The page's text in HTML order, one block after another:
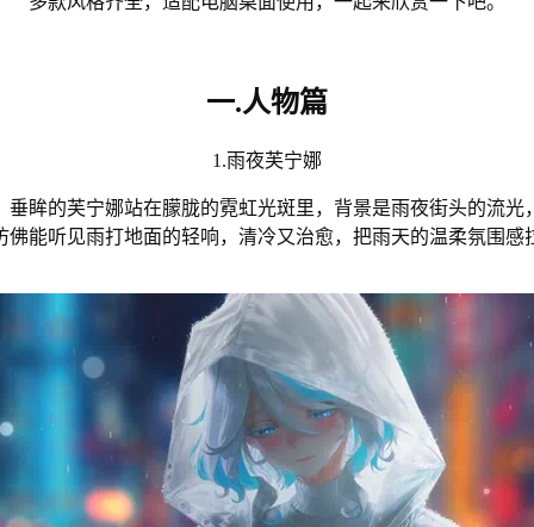
一.人物篇
1.雨夜芙宁娜
垂眸的芙宁娜站在朦胧的霓虹光斑里，背景是雨夜街头的流光
佛能听见雨打地面的轻响，清冷又治愈，把雨天的温柔氛围感